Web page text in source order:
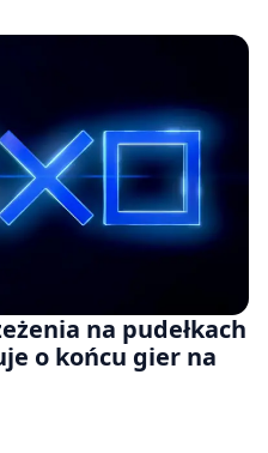
na pudełkach
o końcu gier na